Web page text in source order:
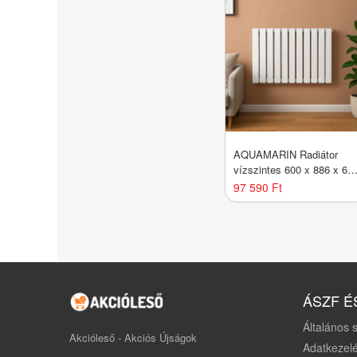
AQUAMARIN Radiátor
vízszintes 600 x 886 x 69
mm 1183 W
97 590 Ft
Akcióleső - Akciós Újságok
ÁSZF
Általános